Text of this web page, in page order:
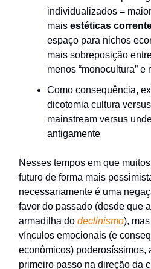
individualizados =
mais estéticas
espaço para nichos
mais sobreposição
menos “monocultura” e
Como consequência,
dicotomia cultura
mainstream versus
antigamente
Nesses tempos em que
futuro de forma mais
necessariamente é uma
favor do passado (desde que
armadilha do declinismo),
vínculos emocionais (e
econômicos) poderosíssimos,
primeiro passo na direção da